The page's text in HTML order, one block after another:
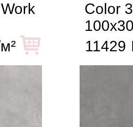
Color
11429